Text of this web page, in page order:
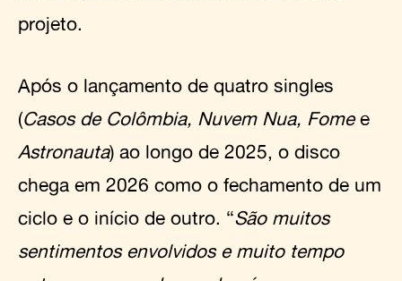
projeto.
Após o lançamento de quatro singles
(Casos de Colômbia, Nuvem Nua, Fomee
Astronauta) ao longo de 2025, o disco
chega em 2026 como o fechamento de um
ciclo e o início de outro. “São muitos
sentimentos envolvidos e muito tempo